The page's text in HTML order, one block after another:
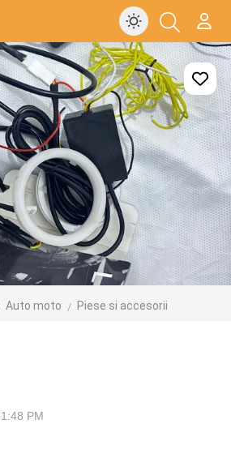
Auto moto Piese si accesorii
PM